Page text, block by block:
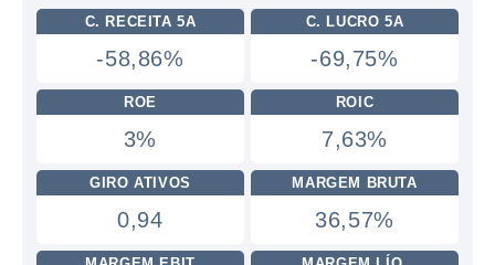
C. RECEITA 5A
-58,86%
C. LUCRO 5A
-69,75%
ROE
3%
ROIC
7,63%
GIRO ATIVOS
0,94
MARGEM BRUTA
36,57%